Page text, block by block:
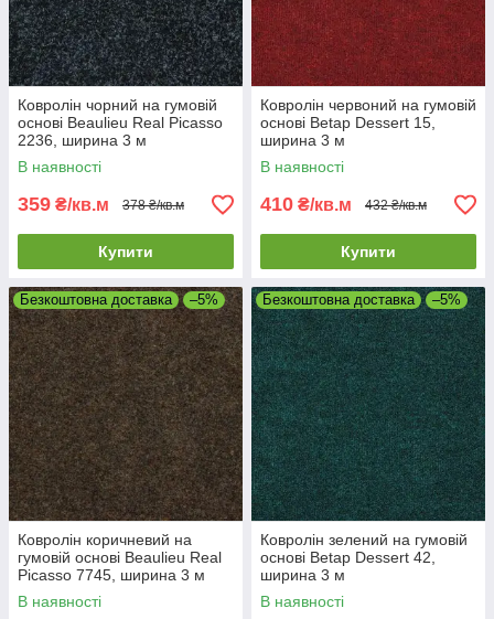
Ковролін чорний на гумовій
основі Beaulieu Real Picasso
2236, ширина 3 м
В наявності
359 ₴/кв.м 378 ₴/кв.м
Купити
Ковролін червоний на гумовій
основі Betap Dessert 15,
ширина 3 м
В наявності
410 ₴/кв.м 432 ₴/кв.м
Купити
Безкоштовна доставка –5%
Ковролін коричневий на
гумовій основі Beaulieu Real
Picasso 7745, ширина 3 м
В наявності
Безкоштовна доставка –5%
Ковролін зелений на гумовій
основі Betap Dessert 42,
ширина 3 м
В наявності